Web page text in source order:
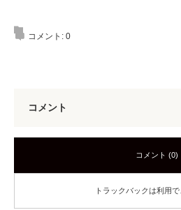
コメント: 0
コメント
コメント (0)
トラックバックは利用で